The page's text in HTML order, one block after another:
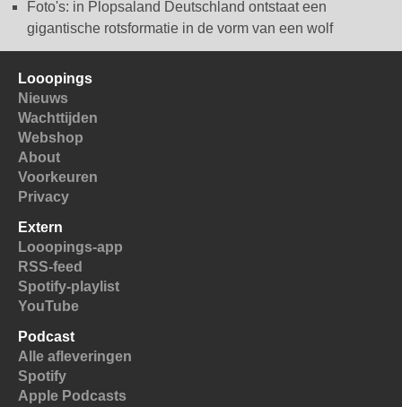
Foto's: in Plopsaland Deutschland ontstaat een
gigantische rotsformatie in de vorm van een wolf
Looopings
Nieuws
Wachttijden
Webshop
About
Voorkeuren
Privacy
Extern
Looopings-app
RSS-feed
Spotify-playlist
YouTube
Podcast
Alle afleveringen
Spotify
Apple Podcasts